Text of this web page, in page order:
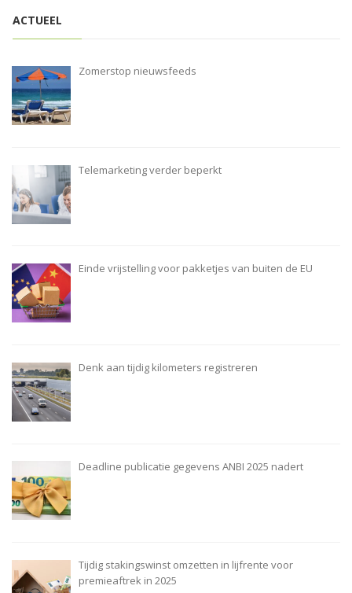
ACTUEEL
Zomerstop nieuwsfeeds
Telemarketing verder beperkt
Einde vrijstelling voor pakketjes van buiten de EU
Denk aan tijdig kilometers registreren
Deadline publicatie gegevens ANBI 2025 nadert
Tijdig stakingswinst omzetten in lijfrente voor
premieaftrek in 2025